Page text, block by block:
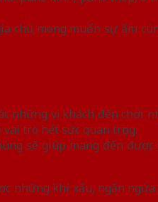
chủ mong muốn sự ấm
những vị khách đến chơi
trò hết sức quan trọng.
sẽ giúp mang đến
những khí xấu, ngăn